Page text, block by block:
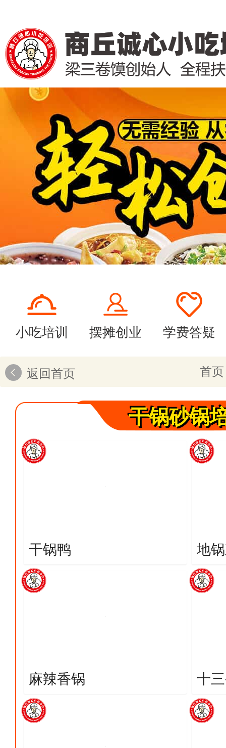
小吃培训 摆摊创业 学费答疑
返回首页 首页
干锅砂锅
干锅鸭 地
麻辣香锅 十